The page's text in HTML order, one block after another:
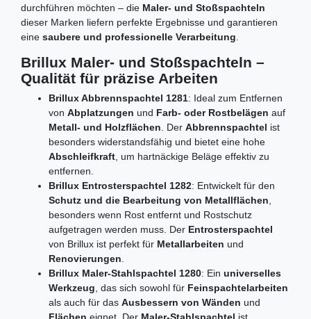
durchführen möchten – die Maler- und Stoßspachteln
dieser Marken liefern perfekte Ergebnisse und garantieren
eine saubere und professionelle Verarbeitung.
Brillux Maler- und Stoßspachteln –
Qualität für präzise Arbeiten
Brillux Abbrennspachtel 1281: Ideal zum Entfernen
von Abplatzungen und Farb- oder Rostbelägen auf
Metall- und Holzflächen. Der Abbrennspachtel ist
besonders widerstandsfähig und bietet eine hohe
Abschleifkraft, um hartnäckige Beläge effektiv zu
entfernen.
Brillux Entrosterspachtel 1282: Entwickelt für den
Schutz und die Bearbeitung von Metallflächen,
besonders wenn Rost entfernt und Rostschutz
aufgetragen werden muss. Der Entrosterspachtel
von Brillux ist perfekt für Metallarbeiten und
Renovierungen.
Brillux Maler-Stahlspachtel 1280: Ein universelles
Werkzeug, das sich sowohl für Feinspachtelarbeiten
als auch für das Ausbessern von Wänden und